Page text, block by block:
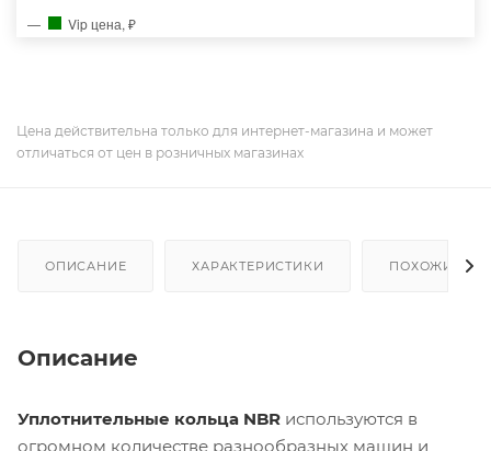
Vip цена, ₽
Цена действительна только для интернет-магазина и может
отличаться от цен в розничных магазинах
ОПИСАНИЕ ХАРАКТЕРИСТИКИ ПОХОЖИЕ
Описание
Уплотнительные кольца NBR используются в
огромном количестве разнообразных машин и